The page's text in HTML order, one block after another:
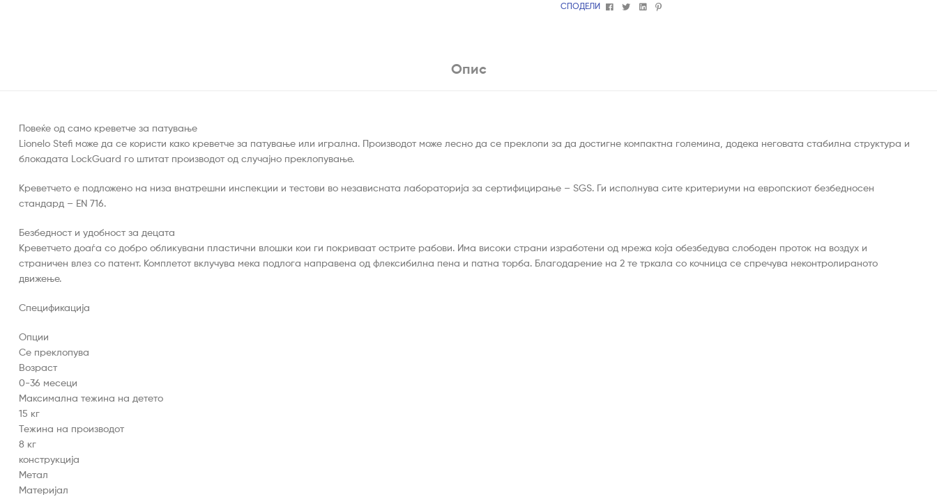
СПОДЕЛИ
FacebookTwitterLinkedin
Pinterest
Опис
Повеќе од само креветче за патување
Lionelo Stefi може да се користи како креветче за патување или игрална. Производот може лесно да се преклопи за да достигне компактна големина, додека неговата стабилна структура и
блокадата LockGuard го штитат производот од случајно преклопување.
Креветчето е подложено на низа внатрешни инспекции и тестови во независната лабораторија за сертифицирање – SGS. Ги исполнува сите критериуми на европскиот безбедносен
стандард – EN 716.
Безбедност и удобност за децата
Креветчето доаѓа со добро обликувани пластични влошки кои ги покриваат острите рабови. Има високи страни изработени од мрежа која обезбедува слободен проток на воздух и
страничен влез со патент. Комплетот вклучува мека подлога направена од флексибилна пена и патна торба. Благодарение на 2 те тркала со кочница се спречува неконтролираното
движење.
Спецификација
Опции
Се преклопува
Возраст
0-36 месеци
Максимална тежина на детето
15 кг
Тежина на производот
8 кг
конструкција
Метал
Материјал